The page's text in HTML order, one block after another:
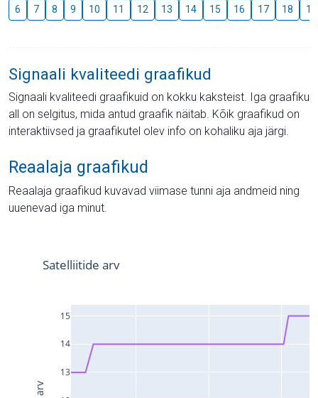
6 7 8 9 10 11 12 13 14 15 16 17 18 19
Signaali kvaliteedi graafikud
Signaali kvaliteedi graafikuid on kokku kaksteist. Iga graafiku
all on selgitus, mida antud graafik näitab. Kõik graafikud on
interaktiivsed ja graafikutel olev info on kohaliku aja järgi.
Reaalaja graafikud
Reaalaja graafikud kuvavad viimase tunni aja andmeid ning
uuenevad iga minut.